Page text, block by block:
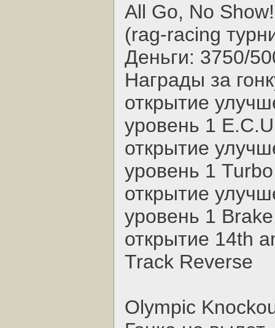
All Go, No
(rag-racing
Деньги: 3750/
Награды за
открытие
уровень 1
открытие
уровень 1
открытие
уровень 1
открытие 14th
Track Reverse
Olympic